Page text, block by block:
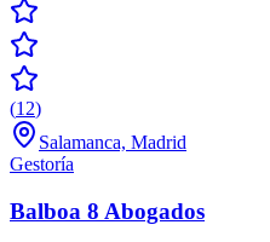
(12)
Salamanca, Madrid
Gestoría
Balboa 8 Abogados